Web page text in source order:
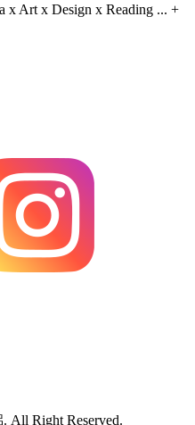
x Art x Design x Reading ... +
All Right Reserved.